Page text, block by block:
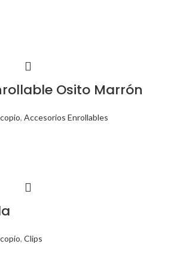
Osito Marrón
, Accesorios Enrollables
, Clips